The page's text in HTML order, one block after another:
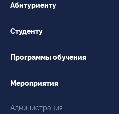
Абитуриенту
Студенту
Программы обучения
Мероприятия
Администрация